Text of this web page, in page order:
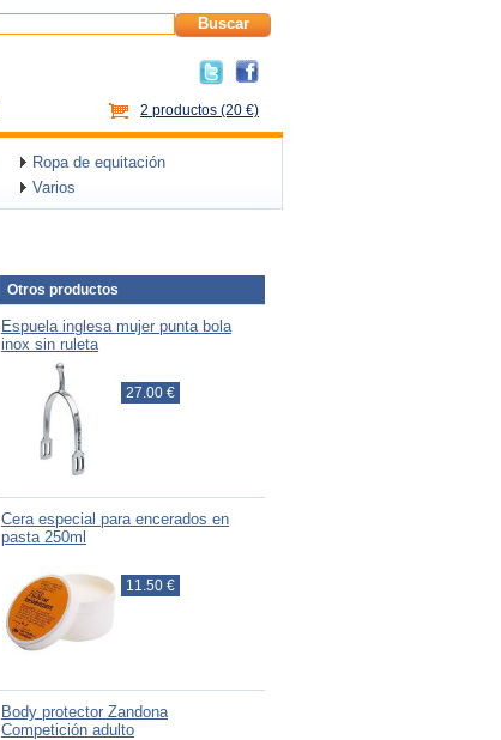
Buscar
2 productos (20 €)
Ropa de equitación
Varios
Otros productos
Espuela inglesa mujer punta bola
inox sin ruleta
27.00 €
Cera especial para encerados en
pasta 250ml
11.50 €
Body protector Zandona
Competición adulto